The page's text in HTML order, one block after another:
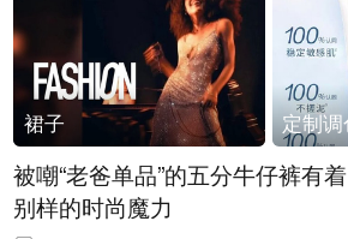
裙子
被嘲“老爸单品”的五分牛仔裤有着
别样的时尚魔力